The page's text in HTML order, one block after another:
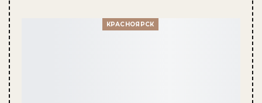
КРАСНОЯРСК